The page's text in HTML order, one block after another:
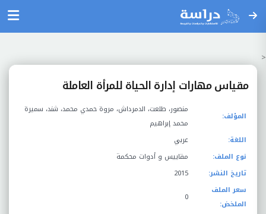
<
مقياس مهارات إدارة الحياة للمرأة العاملة
المؤلف:
منصور، طلعت، الدمرداش، مروة حمدي محمد، شند، سميرة
محمد إبراهيم
اللغة:
عربي
نوع الملف:
مقاييس و أدوات محكمة
تاريخ النشر:
2015
سعر الملف
الملخض:
0